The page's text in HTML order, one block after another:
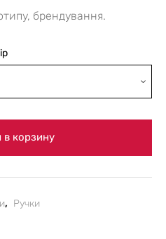
брендування.
в корзину
, Ручки